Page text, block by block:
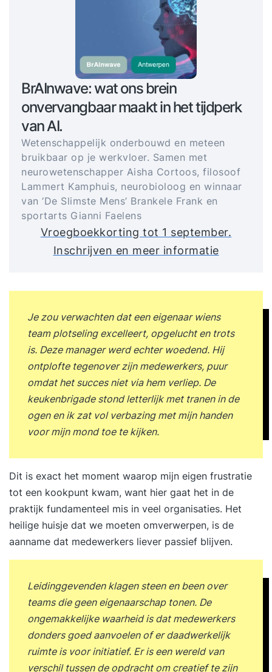
BrAInwave: wat ons brein
onvervangbaar maakt in het tijdperk
van AI.
Wetenschappelijk onderbouwd en meteen
bruikbaar op je werkvloer. Samen met
neurowetenschapper Aisha Cortoos, filosoof
Lammert Kamphuis, neurobioloog en winnaar
van ‘De Slimste Mens’ Brankele Frank en
sportarts Gianni Faelens
Vroegboekkorting tot 1 september.
Inschrijven en meer informatie
Je zou verwachten dat een eigenaar wiens
team plotseling excelleert, opgelucht en trots
is. Deze manager werd echter woedend. Hij
ontplofte tegenover zijn medewerkers, puur
omdat het succes niet via hem verliep. De
keukenbrigade stond letterlijk met tranen in de
ogen en ik zat vol verbazing met mijn handen
voor mijn mond toe te kijken.
Dit is exact het moment waarop mijn eigen frustratie
tot een kookpunt kwam, want hier gaat het in de
praktijk fundamenteel mis in veel organisaties. Het
heilige huisje dat we moeten omverwerpen, is de
aanname dat medewerkers liever passief blijven.
Leidinggevenden klagen steen en been over
teams die geen eigenaarschap tonen. De
ongemakkelijke waarheid is dat medewerkers
donders goed aanvoelen of er daadwerkelijk
ruimte is voor initiatief. Er is een wereld van
verschil tussen de opdracht om creatief te zijn